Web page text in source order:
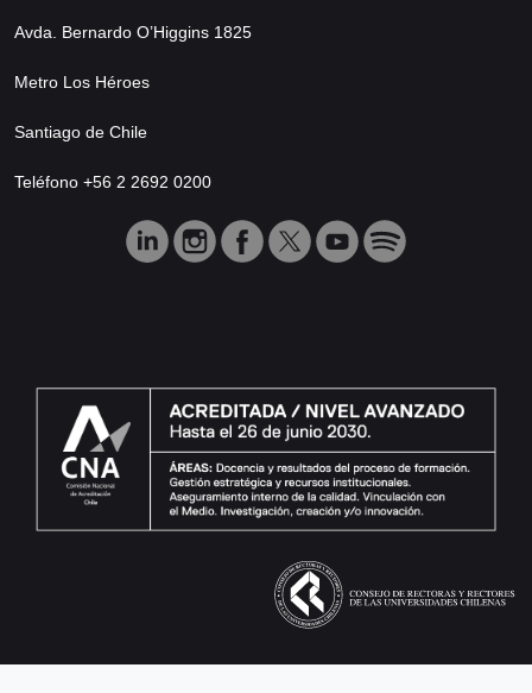
Avda. Bernardo O’Higgins 1825
Metro Los Héroes
Santiago de Chile
Teléfono +56 2 2692 0200